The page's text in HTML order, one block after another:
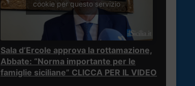
cookie per questo servizio
Sala d’Ercole approva la rottamazione,
Abbate: “Norma importante per le
famiglie siciliane” CLICCA PER IL VIDEO